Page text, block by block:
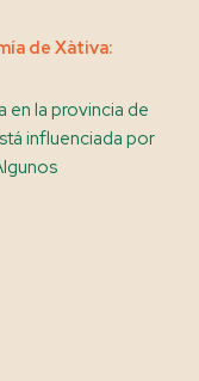
de Xàtiva:
en la provincia de
influenciada por